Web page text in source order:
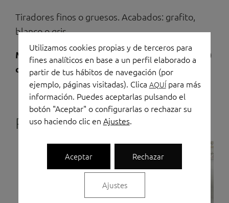
Tiradores finos o gruesos. Acabados: grafito,
blanco o gris.
Medidas: 50 / 70 / 100 / 135 / 160 / 198 (h)
cm
.
Productos relacionados
Utilizamos cookies propias y de terceros para
fines analíticos en base a un perfil elaborado a
partir de tus hábitos de navegación (por
ejemplo, páginas visitadas). Clica AQUÍpara más
información. Puedes aceptarlas pulsando el
botón "Aceptar" o configurarlas o rechazar su
uso haciendo clic en Ajustes.
Aceptar Rechazar
Ajustes